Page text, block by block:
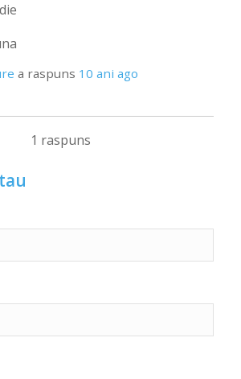
a raspuns 10 ani ago
1 raspuns